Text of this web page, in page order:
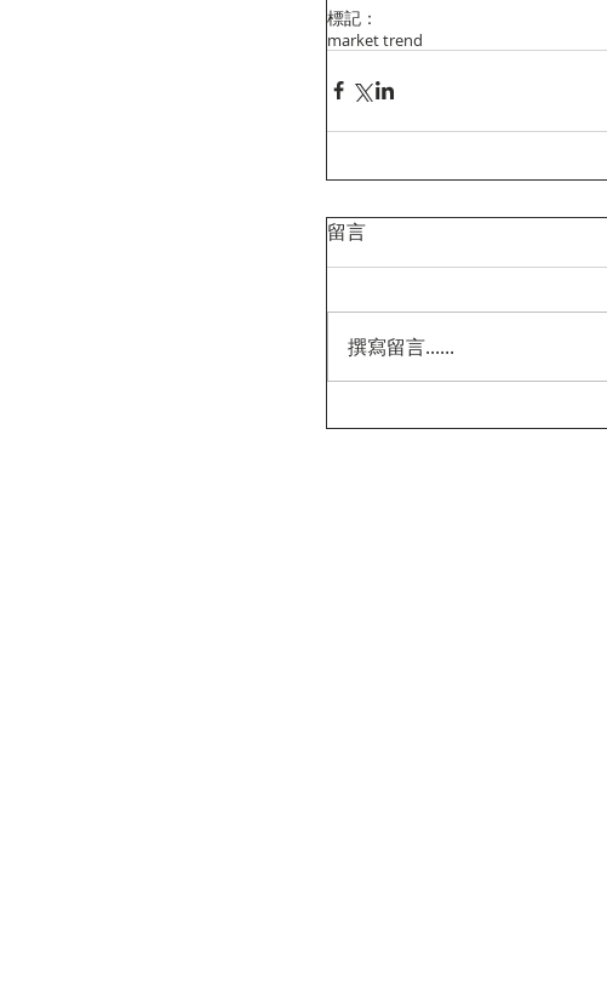
標記：
market trend
留言
撰寫留言......